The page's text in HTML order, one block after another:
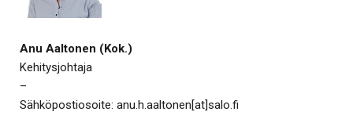
Anu Aaltonen (Kok.)
Kehitysjohtaja
–
Sähköpostiosoite: anu.h.aaltonen[at]salo.fi